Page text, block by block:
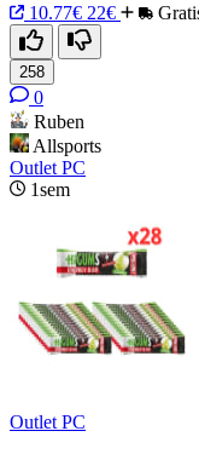
10.77€ 22€
258
0
Ruben
Allsports
Outlet PC
1sem
Outlet PC